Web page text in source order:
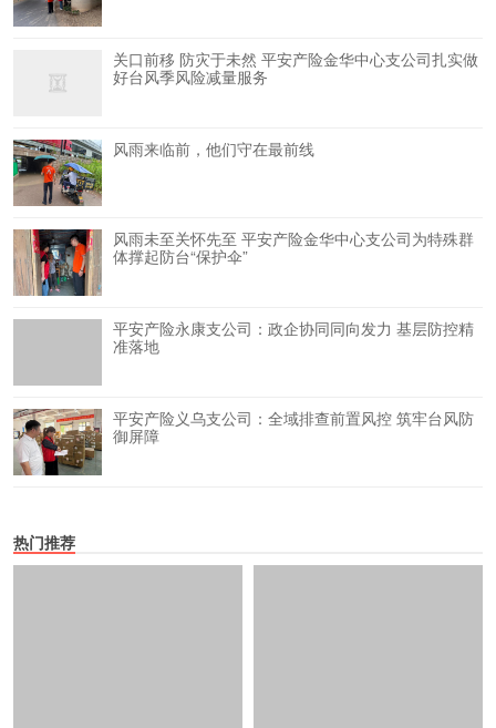
关口前移 防灾于未然 平安产险金华中心支公司扎实做
好台风季风险减量服务
风雨来临前，他们守在最前线
风雨未至关怀先至 平安产险金华中心支公司为特殊群
体撑起防台“保护伞”
平安产险永康支公司：政企协同同向发力 基层防控精
准落地
平安产险义乌支公司：全域排查前置风控 筑牢台风防
御屏障
热门推荐